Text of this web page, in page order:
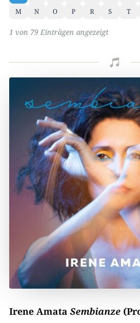
M
N O P R S T
1 von 79 Einträgen angezeigt

Irene Amata Sembianze